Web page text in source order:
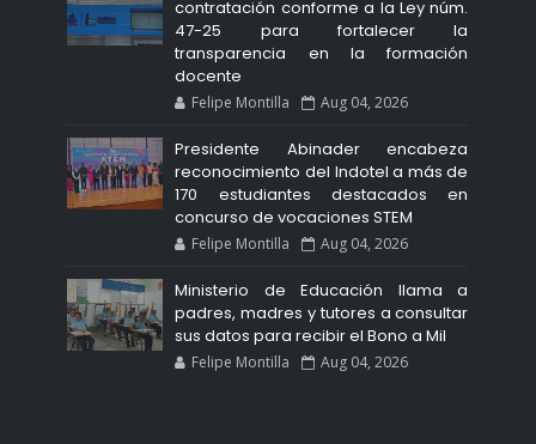
contratación conforme a la Ley núm.
47-25 para fortalecer la
transparencia en la formación
docente
Felipe Montilla Aug 04, 2026
Presidente Abinader encabeza
reconocimiento del Indotel a más de
170 estudiantes destacados en
concurso de vocaciones STEM
Felipe Montilla Aug 04, 2026
Ministerio de Educación llama a
padres, madres y tutores a consultar
sus datos para recibir el Bono a Mil
Felipe Montilla Aug 04, 2026